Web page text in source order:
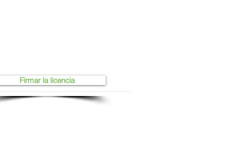
Firmar la licencia